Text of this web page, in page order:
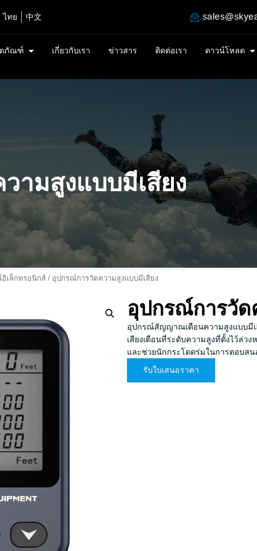
ไทย 中文
ภัณฑ์ เกี่ยวกับเรา ข่าวสาร ติดต่อเรา ดาวน์โหลด
ามสูงแบบมีเสียง
เล็กทรอนิกส์ / อุปกรณ์การวัดความสูงแบบมีเสียง
อุปกรณ์การวัด
อุปกรณ์สัญญาณเตือนความสูงแบบมีเ
เสียงเตือนที่ระดับความสูงที่ตั้งไว้ล่ว
และช่วยนักกระโดดร่มในการตอบสน
รับใบเสนอราคา